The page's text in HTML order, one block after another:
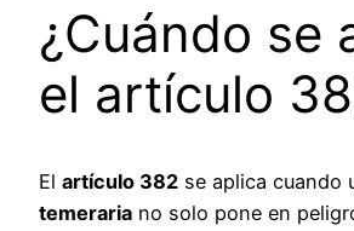
¿Cuándo se
el artículo
El artículo 382 se aplica cuando
temeraria no solo pone en